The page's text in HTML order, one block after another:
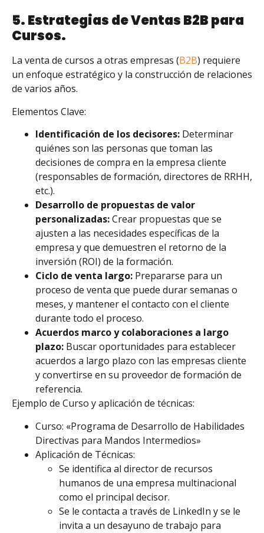
5. Estrategias de Ventas B2B para
Cursos.
La venta de cursos a otras empresas (B2B) requiere
un enfoque estratégico y la construcción de relaciones
de varios años.
Elementos Clave:
Identificación de los decisores: Determinar
quiénes son las personas que toman las
decisiones de compra en la empresa cliente
(responsables de formación, directores de RRHH,
etc.).
Desarrollo de propuestas de valor
personalizadas:Crear propuestas que se
ajusten a las necesidades específicas de la
empresa y que demuestren el retorno de la
inversión (ROI) de la formación.
Ciclo de venta largo: Prepararse para un
proceso de venta que puede durar semanas o
meses, y mantener el contacto con el cliente
durante todo el proceso.
Acuerdos marco y colaboraciones a largo
plazo: Buscar oportunidades para establecer
acuerdos a largo plazo con las empresas cliente
y convertirse en su proveedor de formación de
referencia.
Ejemplo de Curso y aplicación de técnicas:
Curso: «Programa de Desarrollo de Habilidades
Directivas para Mandos Intermedios»
Aplicación de Técnicas:
Se identifica al director de recursos
humanos de una empresa multinacional
como el principal decisor.
Se le contacta a través de LinkedIn y se le
invita a un desayuno de trabajo para